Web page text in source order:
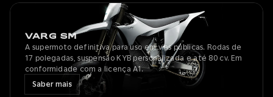
VARG SM
A supermoto definitiva para uso em vias públicas. Rodas de
17 polegadas, suspensão KYB personalizada e até 80 cv. Em
conformidade com a licença A1.
Saber mais